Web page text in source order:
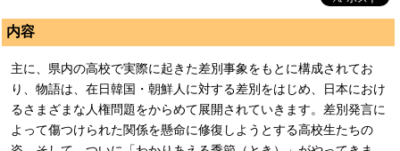
内容
主に、県内の高校で実際に起きた差別事象をもとに構成されてお
り、物語は、在日韓国・朝鮮人に対する差別をはじめ、日本におけ
るさまざまな人権問題をからめて展開されていきます。差別発言に
よって傷つけられた関係を懸命に修復しようとする高校生たちの